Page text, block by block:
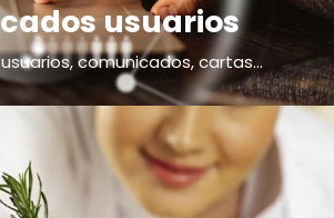
usuarios
comunicados, cartas...